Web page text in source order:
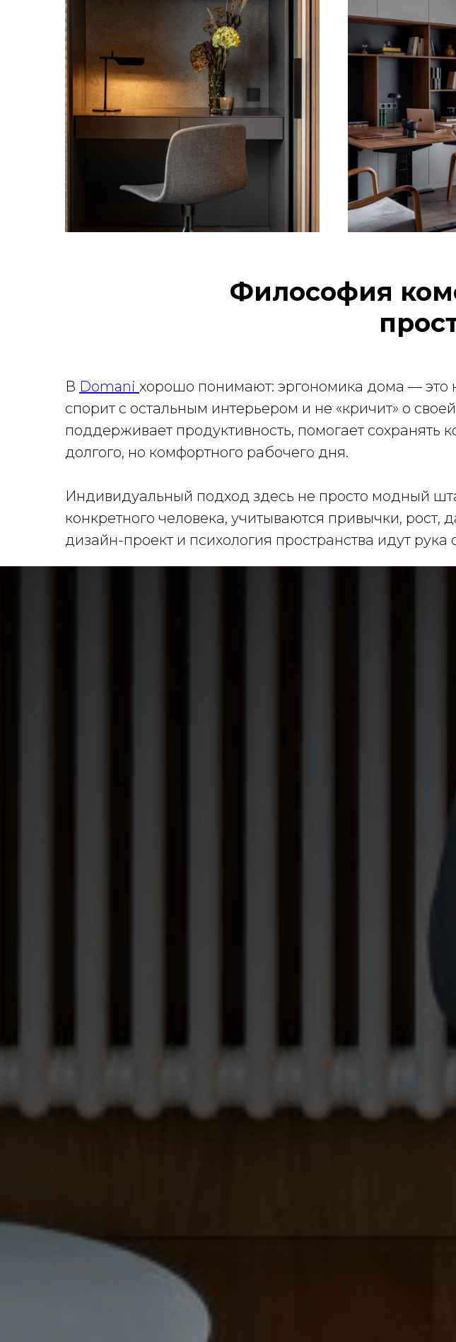
Философия
В Domani хорошо понимают: эргономика дома — это
спорит с остальным интерьером и не «кричит» о
поддерживает продуктивность, помогает
долгого, но комфортного рабочего дня.
Индивидуальный подход здесь не просто модный
конкретного человека, учитываются привычки, рост,
дизайн-проект и психология пространства идут рука